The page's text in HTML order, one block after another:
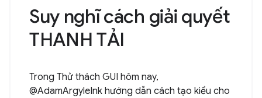
Suy nghĩ cách giải quyết
THANH TẢI
Trong Thử thách GUI hôm nay,
@AdamArgyleInk hướng dẫn cách tạo kiểu cho